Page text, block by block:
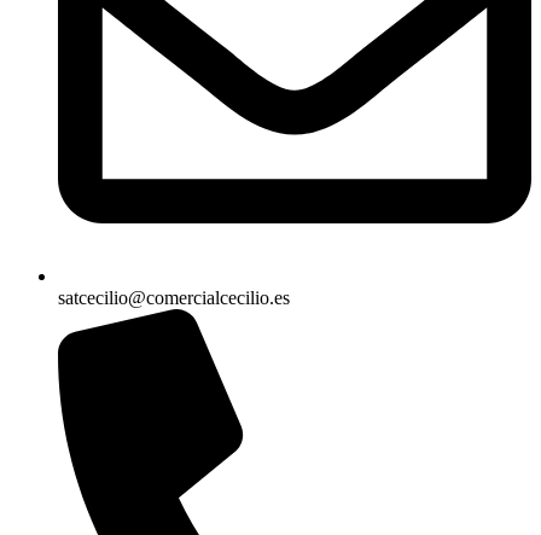
satcecilio@comercialcecilio.es